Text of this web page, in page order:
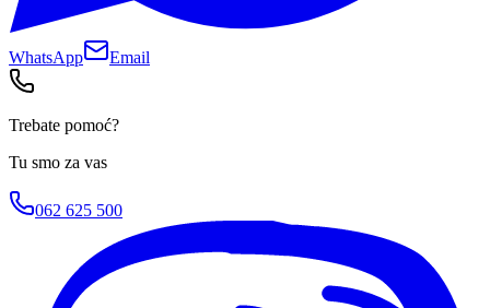
WhatsApp Email
Trebate pomoć?
Tu smo za vas
062 625 500